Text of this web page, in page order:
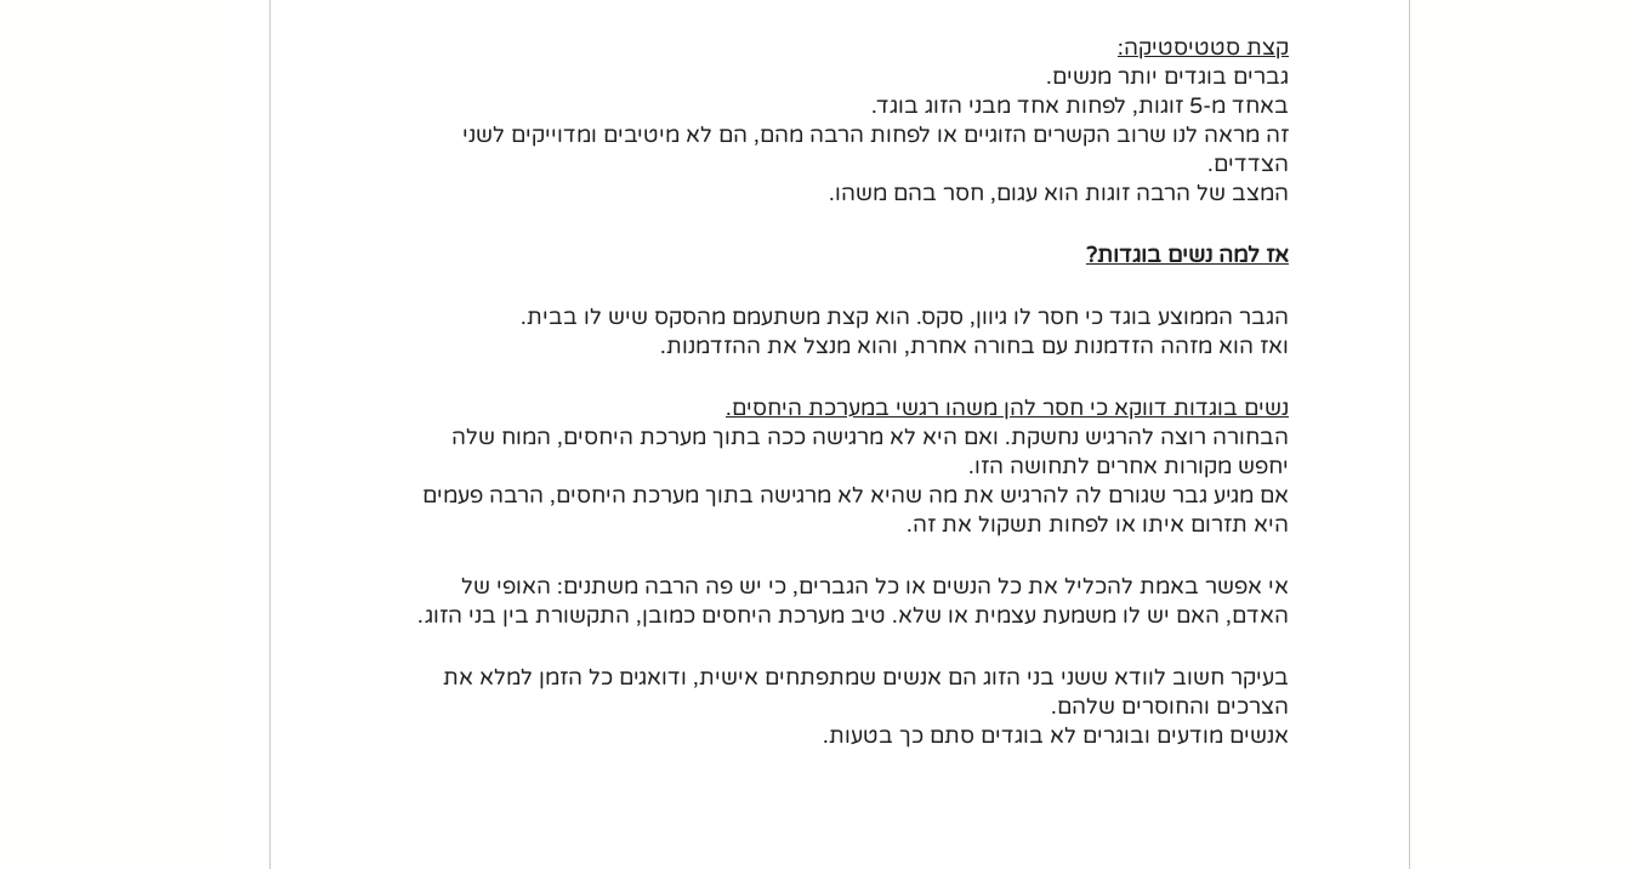
קצת סטטיסטיקה:
גברים בוגדים יותר מנשים.
באחד מ-5 זוגות, לפחות אחד מבני הזוג בוגד.
זה מראה לנו שרוב הקשרים הזוגיים או לפחות הרבה מהם, הם לא מיטיבים ומדוייקים לשני
הצדדים.
המצב של הרבה זוגות הוא עגום, חסר בהם משהו.
אז למה נשים בוגדות?
הגבר הממוצע בוגד כי חסר לו גיוון, סקס. הוא קצת משתעמם מהסקס שיש לו בבית.
ואז הוא מזהה הזדמנות עם בחורה אחרת, והוא מנצל את ההזדמנות.
נשים בוגדות דווקא כי חסר להן משהו רגשי במערכת היחסים.
הבחורה רוצה להרגיש נחשקת. ואם היא לא מרגישה ככה בתוך מערכת היחסים, המוח שלה
יחפש מקורות אחרים לתחושה הזו.
אם מגיע גבר שגורם לה להרגיש את מה שהיא לא מרגישה בתוך מערכת היחסים, הרבה פעמים
היא תזרום איתו או לפחות תשקול את זה.
אי אפשר באמת להכליל את כל הנשים או כל הגברים, כי יש פה הרבה משתנים: האופי של
האדם, האם יש לו משמעת עצמית או שלא. טיב מערכת היחסים כמובן, התקשורת בין בני הזוג.
בעיקר חשוב לוודא ששני בני הזוג הם אנשים שמתפתחים אישית, ודואגים כל הזמן למלא את
הצרכים והחוסרים שלהם.
אנשים מודעים ובוגרים לא בוגדים סתם כך בטעות.